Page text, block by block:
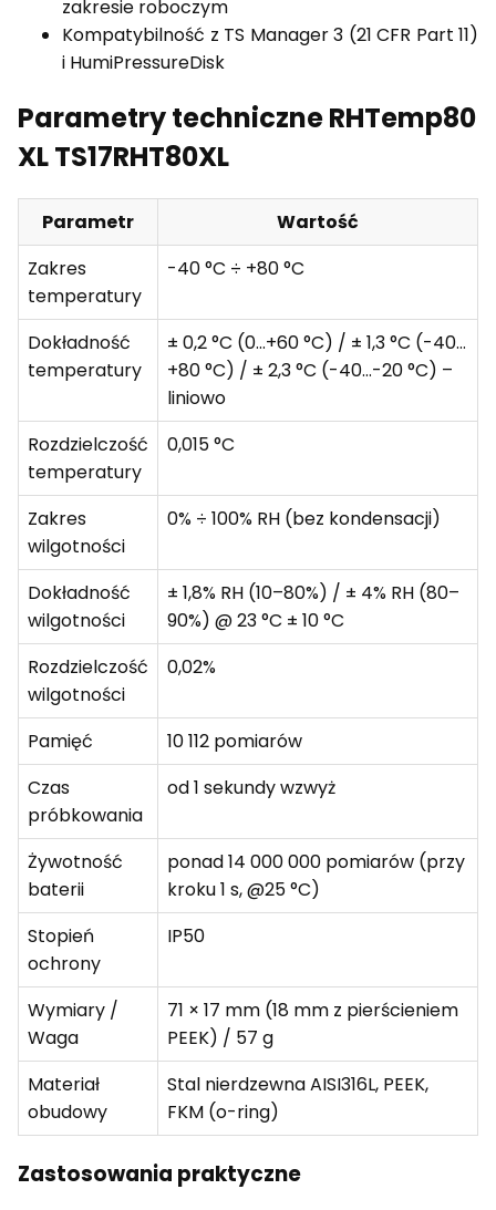
zakresie roboczym
Kompatybilność z TS Manager 3 (21 CFR Part 11)
i HumiPressureDisk
Parametry techniczne RHTemp80
XL TS17RHT80XL
Parametr
Wartość
Zakres
temperatury
-40 °C ÷ +80 °C
Dokładność
temperatury
± 0,2 °C (0…+60 °C) / ± 1,3 °C (-40…
+80 °C) / ± 2,3 °C (-40…-20 °C) –
liniowo
Rozdzielczość
temperatury
0,015 °C
Zakres
wilgotności
0% ÷ 100% RH (bez kondensacji)
Dokładność
wilgotności
± 1,8% RH (10–80%) / ± 4% RH (80–
90%) @ 23 °C ± 10 °C
Rozdzielczość
wilgotności
0,02%
Pamięć
10 112 pomiarów
Czas
próbkowania
od 1 sekundy wzwyż
Żywotność
baterii
ponad 14 000 000 pomiarów (przy
kroku 1 s, @25 °C)
Stopień
ochrony
IP50
Wymiary /
Waga
71 × 17 mm (18 mm z pierścieniem
PEEK) / 57 g
Materiał
obudowy
Stal nierdzewna AISI316L, PEEK,
FKM (o-ring)
Zastosowania praktyczne